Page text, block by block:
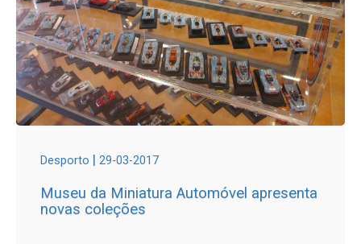
Desporto | 29-03-2017
Museu da Miniatura Automóvel apresenta
novas coleções